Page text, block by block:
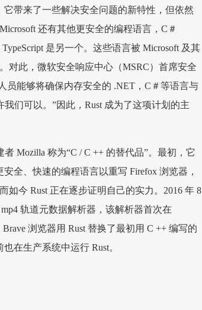
它带来了一些解决安全问题的新特性，但依然
还有其他更安全的编程语言，C＃
是另一个。这些语言被 Microsoft 及其
对此，微软安全响应中心（MSRC）首席安全
员能够将确保内存安全的 .NET，C＃等语言与
们可以。”因此，Rust 成为了这项计划的主
Mozilla 称为“C / C ++ 的替代品”。最初，它
全、快速的编程语言以重写 Firefox 浏览器，
如今 Rust 正在逐步证明自己的实力。2016 年 8
轨道元数据解析器，该解析器首次在
浏览器用 Rust 替换了最初用 C ++ 编写的
在生产系统中运行 Rust。